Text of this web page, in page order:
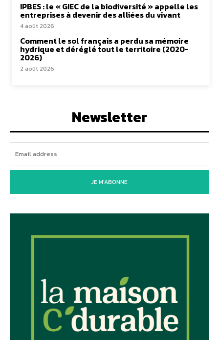
IPBES : le « GIEC de la biodiversité » appelle les
entreprises à devenir des alliées du vivant
4 août 2026
Comment le sol français a perdu sa mémoire
hydrique et déréglé tout le territoire (2020-
2026)
2 août 2026
Newsletter
JE M'ABONNE